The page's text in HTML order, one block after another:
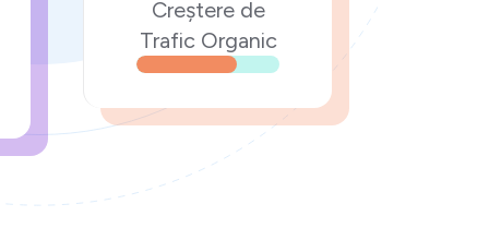
Creștere de
Trafic Organic